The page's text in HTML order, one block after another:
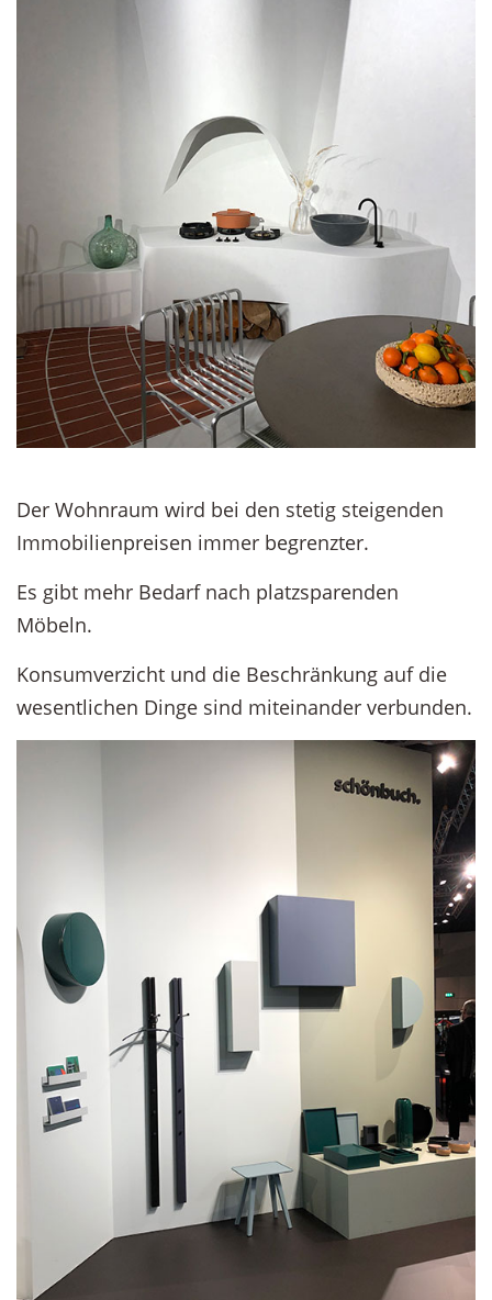
Der Wohnraum wird bei den stetig steigenden
Immobilienpreisen immer begrenzter.
Es gibt mehr Bedarf nach platzsparenden
Möbeln.
Konsumverzicht und die Beschränkung auf die
wesentlichen Dinge sind miteinander verbunden.